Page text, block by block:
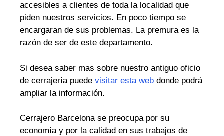
accesibles a clientes de toda la localidad que
piden nuestros servicios. En poco tiempo se
encargaran de sus problemas. La premura es la
razón de ser de este departamento.
Si desea saber mas sobre nuestro antiguo oficio
de cerrajería puede visitar esta web donde podrá
ampliar la información.
Cerrajero Barcelona se preocupa por su
economía y por la calidad en sus trabajos de